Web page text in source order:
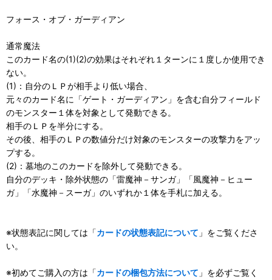
フォース・オブ・ガーディアン
通常魔法
このカード名の(1)(2)の効果はそれぞれ１ターンに１度しか使用でき
ない。
(1)：自分のＬＰが相手より低い場合、
元々のカード名に「ゲート・ガーディアン」を含む自分フィールド
のモンスター１体を対象として発動できる。
相手のＬＰを半分にする。
その後、相手のＬＰの数値分だけ対象のモンスターの攻撃力をアッ
プする。
(2)：墓地のこのカードを除外して発動できる。
自分のデッキ・除外状態の「雷魔神－サンガ」「風魔神－ヒュー
ガ」「水魔神－スーガ」のいずれか１体を手札に加える。
※状態表記に関しては「カードの状態表記について 」をご覧くださ
い。
※初めてご購入の方は「カードの梱包方法について 」を必ずご覧く